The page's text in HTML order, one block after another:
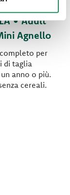
• Adult
Agnello
per
di taglia
anno o più.
cereali.